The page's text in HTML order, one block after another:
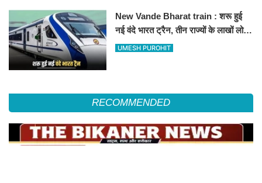
New Vande Bharat train : शरू हुई
नई वंदे भारत ट्रैन, तीन राज्यों के लाखों लोगों
का सफर होगा आसान, देखें पूरा रूटमैप
UMESH PUROHIT
RECOMMENDED